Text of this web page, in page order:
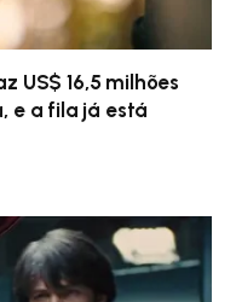
US$ 16,5 milhões
e a fila já está